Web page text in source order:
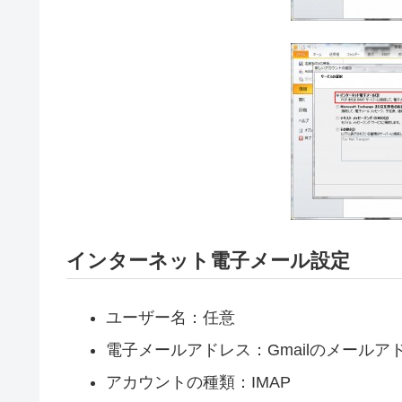
インターネット電子メール設定
ユーザー名：任意
電子メールアドレス：Gmailのメールア
アカウントの種類：IMAP